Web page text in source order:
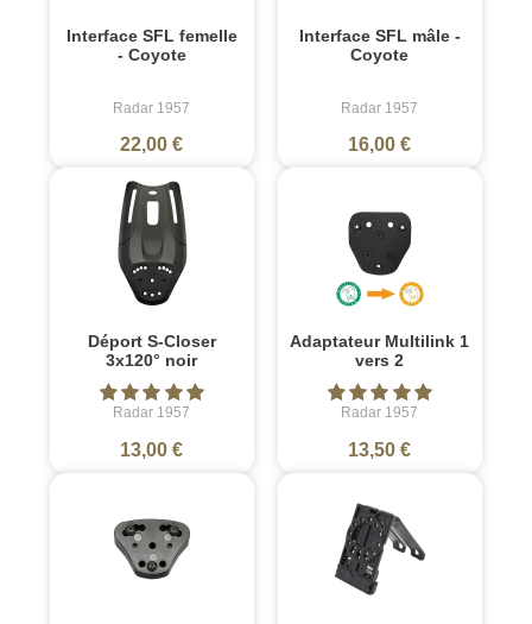
Interface SFL femelle
- Coyote
Radar 1957
22,00 €
Interface SFL mâle -
Coyote
Radar 1957
16,00 €
Déport S-Closer
3x120° noir
Radar 1957
13,00 €
Adaptateur Multilink 1
vers 2
Radar 1957
13,50 €